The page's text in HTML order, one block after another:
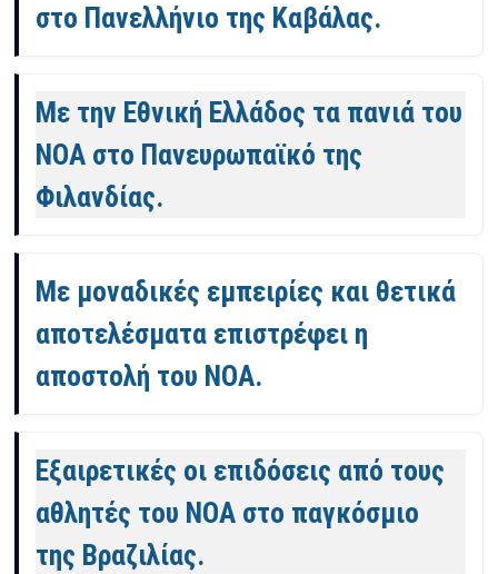
στο Πανελλήνιο της Καβάλας.
Με την Εθνική Ελλάδος τα πανιά του
ΝΟΑ στο Πανευρωπαϊκό της
Φιλανδίας.
Με μοναδικές εμπειρίες και θετικά
αποτελέσματα επιστρέφει η
αποστολή του ΝΟΑ.
Εξαιρετικές οι επιδόσεις από τους
αθλητές του ΝΟΑ στο παγκόσμιο
της Βραζιλίας.